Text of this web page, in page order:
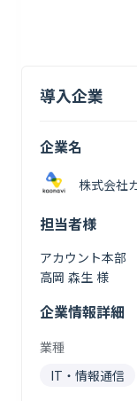
導入企業
企業名
株式会社
担当者様
アカウント本
高岡 森生 様
企業情報詳細
業種
IT・情報通信